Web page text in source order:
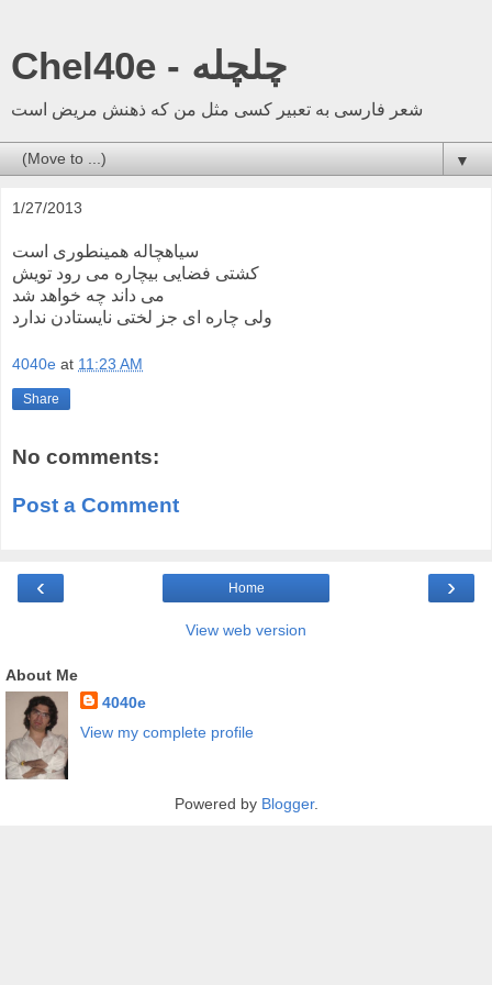
Chel40e - چلچله
شعر فارسی به تعبیر کسی مثل من که ذهنش مریض است
▼
1/27/2013
می داند چه خواهد شد
ولی چاره ای جز لختی نایستادن ندارد
4040e at 11:23 AM
Share
No comments:
Post a Comment
‹ ›
Home
View web version
About Me
4040e
View my complete profile
Powered by Blogger.